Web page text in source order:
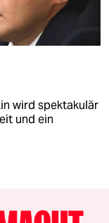
wird spektakulär
und ein